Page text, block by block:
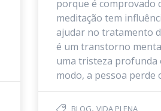
porque é comprovado
meditação tem
ajudar no tratamento
é um transtorno
uma tristeza profunda
modo, a pessoa perde
BLOG, VIDA PLENA